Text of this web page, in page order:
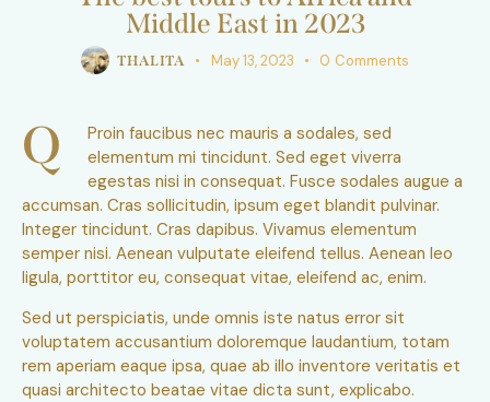
Middle East in 2023
THALITA May 13, 2023 0 Comments
Q
Proin faucibus nec mauris a sodales, sed
elementum mi tincidunt. Sed eget viverra
egestas nisi in consequat. Fusce sodales augue a
accumsan. Cras sollicitudin, ipsum eget blandit pulvinar.
Integer tincidunt. Cras dapibus. Vivamus elementum
semper nisi. Aenean vulputate eleifend tellus. Aenean leo
ligula, porttitor eu, consequat vitae, eleifend ac, enim.
Sed ut perspiciatis, unde omnis iste natus error sit
voluptatem accusantium doloremque laudantium, totam
rem aperiam eaque ipsa, quae ab illo inventore veritatis et
quasi architecto beatae vitae dicta sunt, explicabo.